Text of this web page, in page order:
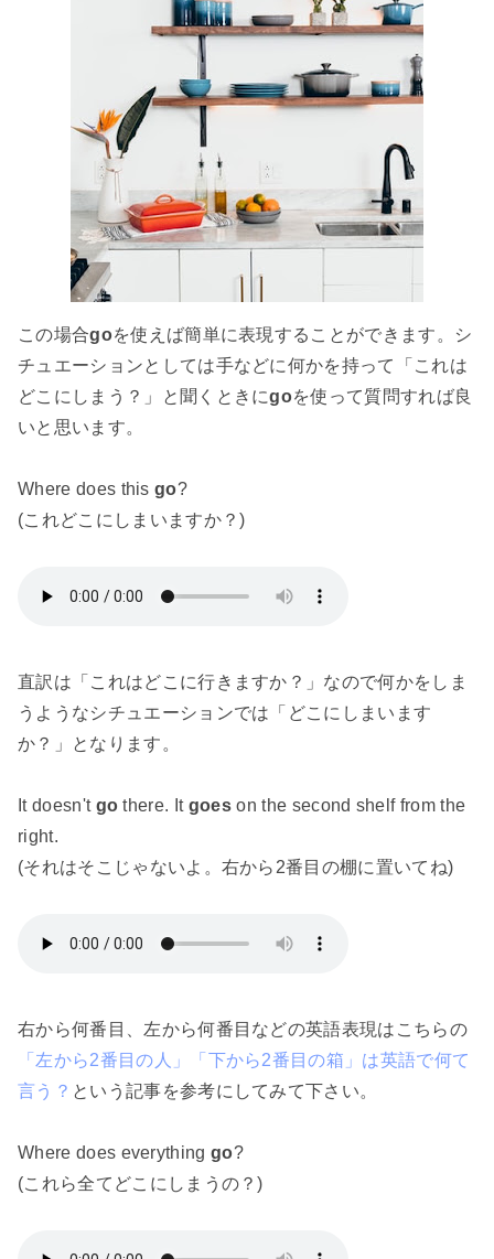
この場合goを使えば簡単に表現することができます。シ
チュエーションとしては手などに何かを持って「これは
どこにしまう？」と聞くときにgoを使って質問すれば良
いと思います。
Where does thisgo?
(これどこにしまいますか？)
直訳は「これはどこに行きますか？」なので何かをしま
うようなシチュエーションでは「どこにしまいます
か？」となります。
It doesn't go there. It goeson the second shelf from the
right.
(それはそこじゃないよ。右から2番目の棚に置いてね)
右から何番目、左から何番目などの英語表現はこちらの
「左から2番目の人」「下から2番目の箱」は英語で何て
言う？ という記事を参考にしてみて下さい。
Where does everythinggo?
(これら全てどこにしまうの？)